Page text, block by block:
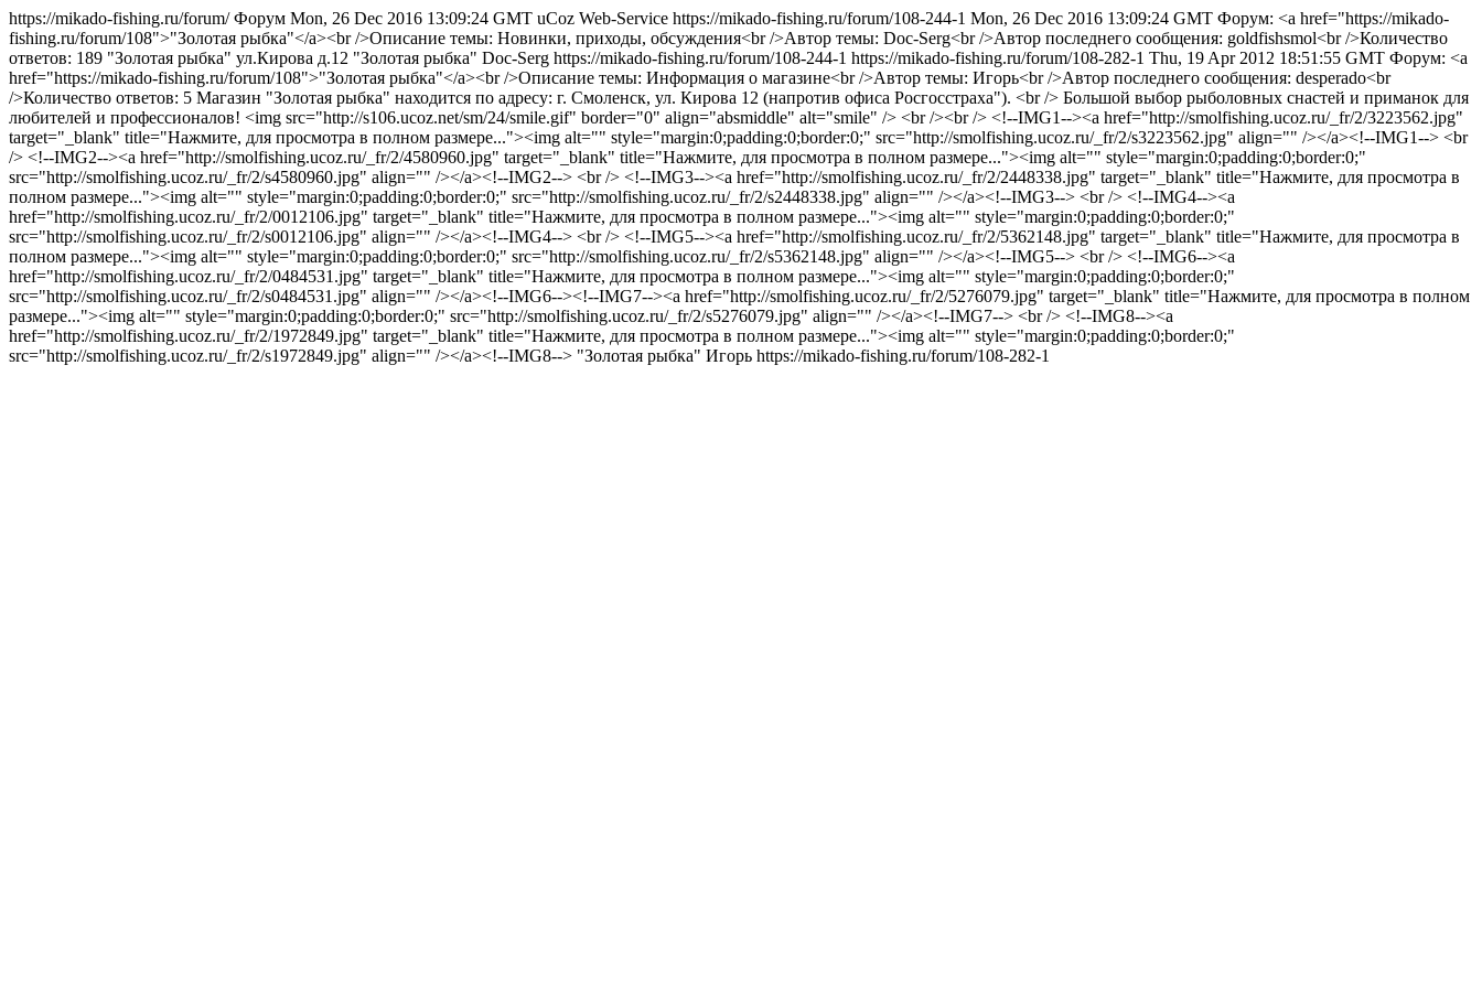
https://mikado-fishing.ru/forum/Форум Mon, 26 Dec 2016 13:09:24 GMT uCoz Web-Service https://mikado-fishing.ru/forum/108-244-1 Mon, 26 Dec 2016 13:09:24 GMT Форум: <a href="https://mikado-
fishing.ru/forum/108">"Золотая рыбка"</a><br />Описание темы: Новинки, приходы, обсуждения<br />Автор темы: Doc-Serg<br />Автор последнего сообщения: goldfishsmol<br />Количество
ответов: 189 "Золотая рыбка" ул.Кирова д.12 "Золотая рыбка" Doc-Serg https://mikado-fishing.ru/forum/108-244-1 https://mikado-fishing.ru/forum/108-282-1 Thu, 19 Apr 2012 18:51:55 GMT Форум: <a
href="https://mikado-fishing.ru/forum/108">"Золотая рыбка"</a><br />Описание темы: Информация о магазине<br />Автор темы: Игорь<br />Автор последнего сообщения: desperado<br
/>Количество ответов: 5 Магазин "Золотая рыбка" находится по адресу: г. Смоленск, ул. Кирова 12 (напротив офиса Росгосстраха"). <br /> Большой выбор рыболовных снастей и приманок для
любителей и профессионалов! <img src="http://s106.ucoz.net/sm/24/smile.gif" border="0" align="absmiddle" alt="smile" /> <br /><br /> <!--IMG1--><a href="http://smolfishing.ucoz.ru/_fr/2/3223562.jpg"
target="_blank" title="Нажмите, для просмотра в полном размере..."><img alt="" style="margin:0;padding:0;border:0;" src="http://smolfishing.ucoz.ru/_fr/2/s3223562.jpg" align="" /></a><!--IMG1--> <br
/> <!--IMG2--><a href="http://smolfishing.ucoz.ru/_fr/2/4580960.jpg" target="_blank" title="Нажмите, для просмотра в полном размере..."><img alt="" style="margin:0;padding:0;border:0;"
src="http://smolfishing.ucoz.ru/_fr/2/s4580960.jpg" align="" /></a><!--IMG2--> <br /> <!--IMG3--><a href="http://smolfishing.ucoz.ru/_fr/2/2448338.jpg" target="_blank" title="Нажмите, для просмотра в
полном размере..."><img alt="" style="margin:0;padding:0;border:0;" src="http://smolfishing.ucoz.ru/_fr/2/s2448338.jpg" align="" /></a><!--IMG3--> <br /> <!--IMG4--><a
href="http://smolfishing.ucoz.ru/_fr/2/0012106.jpg" target="_blank" title="Нажмите, для просмотра в полном размере..."><img alt="" style="margin:0;padding:0;border:0;"
src="http://smolfishing.ucoz.ru/_fr/2/s0012106.jpg" align="" /></a><!--IMG4--> <br /> <!--IMG5--><a href="http://smolfishing.ucoz.ru/_fr/2/5362148.jpg" target="_blank" title="Нажмите, для просмотра в
полном размере..."><img alt="" style="margin:0;padding:0;border:0;" src="http://smolfishing.ucoz.ru/_fr/2/s5362148.jpg" align="" /></a><!--IMG5--> <br /> <!--IMG6--><a
href="http://smolfishing.ucoz.ru/_fr/2/0484531.jpg" target="_blank" title="Нажмите, для просмотра в полном размере..."><img alt="" style="margin:0;padding:0;border:0;"
src="http://smolfishing.ucoz.ru/_fr/2/s0484531.jpg" align="" /></a><!--IMG6--><!--IMG7--><a href="http://smolfishing.ucoz.ru/_fr/2/5276079.jpg" target="_blank" title="Нажмите, для просмотра в полном
размере..."><img alt="" style="margin:0;padding:0;border:0;" src="http://smolfishing.ucoz.ru/_fr/2/s5276079.jpg" align="" /></a><!--IMG7--> <br /> <!--IMG8--><a
href="http://smolfishing.ucoz.ru/_fr/2/1972849.jpg" target="_blank" title="Нажмите, для просмотра в полном размере..."><img alt="" style="margin:0;padding:0;border:0;"
src="http://smolfishing.ucoz.ru/_fr/2/s1972849.jpg" align="" /></a><!--IMG8--> "Золотая рыбка" Игорь https://mikado-fishing.ru/forum/108-282-1